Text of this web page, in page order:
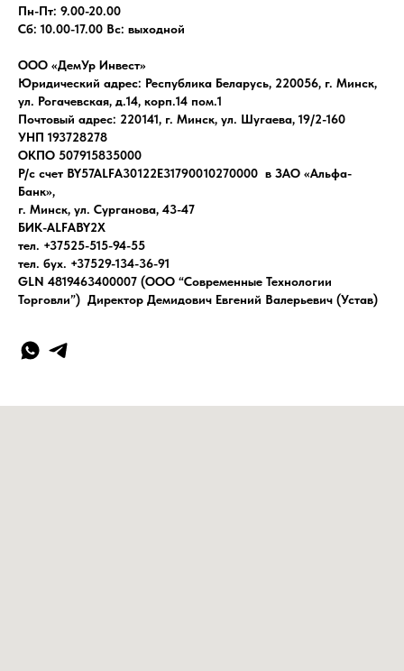
Пн-Пт: 9.00-20.00
Сб: 10.00-17.00 Вс: выходной
ООО «ДемУр Инвест»
Юридический адрес: Республика Беларусь, 220056, г. Минск,
ул. Рогачевская, д.14, корп.14 пом.1
Почтовый адрес: 220141, г. Минск, ул. Шугаева, 19/2-160
УНП 193728278
ОКПО 507915835000
Р/с счет BY57ALFA30122E31790010270000 в ЗАО «Альфа-
Банк»,
г. Минск, ул. Сурганова, 43-47
БИК-ALFABY2X
тел. +37525-515-94-55
тел. бух. +37529-134-36-91
GLN 4819463400007 (ООО “Современные Технологии
Торговли”) Директор Демидович Евгений Валерьевич (Устав)